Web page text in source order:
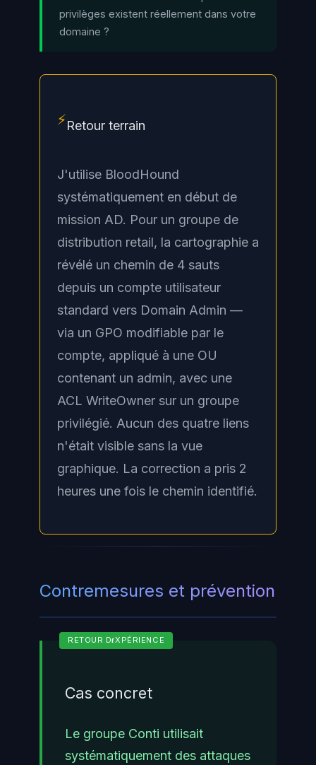
privilèges existent réellement dans votre
domaine ?
⚡Retour terrain
J'utilise BloodHound
systématiquement en début de
mission AD. Pour un groupe de
distribution retail, la cartographie a
révélé un chemin de 4 sauts
depuis un compte utilisateur
standard vers Domain Admin —
via un GPO modifiable par le
compte, appliqué à une OU
contenant un admin, avec une
ACL WriteOwner sur un groupe
privilégié. Aucun des quatre liens
n'était visible sans la vue
graphique. La correction a pris 2
heures une fois le chemin identifié.
Contremesures et prévention
Cas concret
Le groupe Conti utilisait
systématiquement des attaques